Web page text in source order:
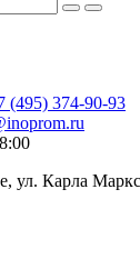
(495) 374-90-93
ул. Карла